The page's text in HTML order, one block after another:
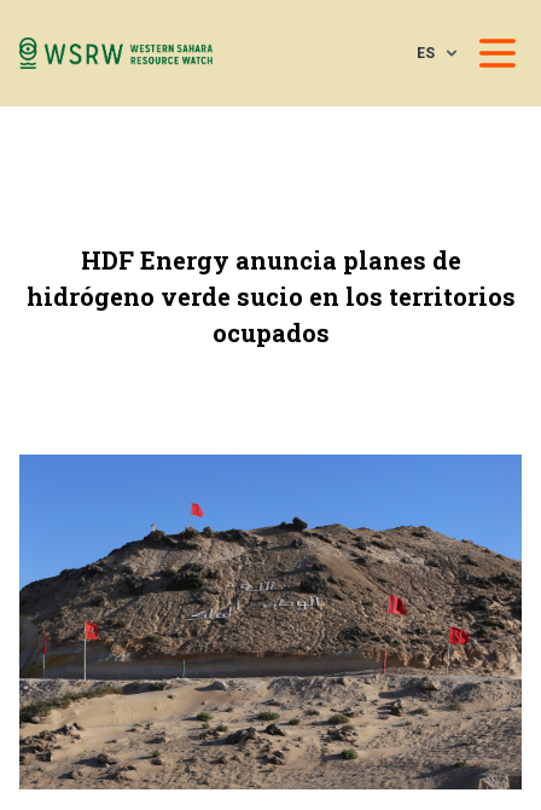
ES
HDF Energy anuncia planes de
hidrógeno verde sucio en los territorios
ocupados